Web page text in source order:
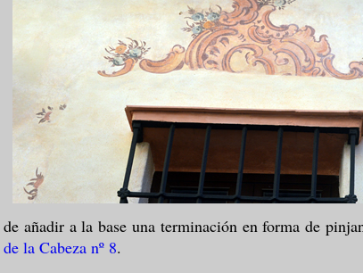
de añadir a la base una terminación en forma de
de la Cabeza nº 8.